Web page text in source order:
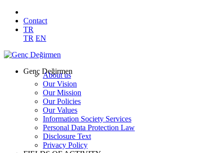
Contact
TR
TR EN
Genç Değirmen
About us
Our Vision
Our Mission
Our Policies
Our Values
Information Society Services
Personal Data Protection Law
Disclosure Text
Privacy Policy